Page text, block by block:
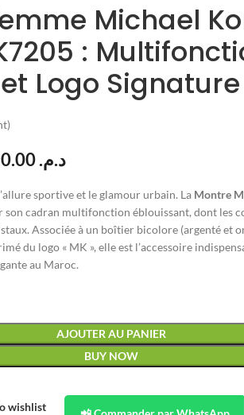
Michael
:
Logo Signature
د.م.
sportive et le glamour urbain. La Montre
son cadran multifonction éblouissant, dont les
Associée à un boîtier bicolore (argenté et
du logo « MK », elle est l’accessoire
au Maroc.
AJOUTER AU PANIER
BUY NOW
wishlist